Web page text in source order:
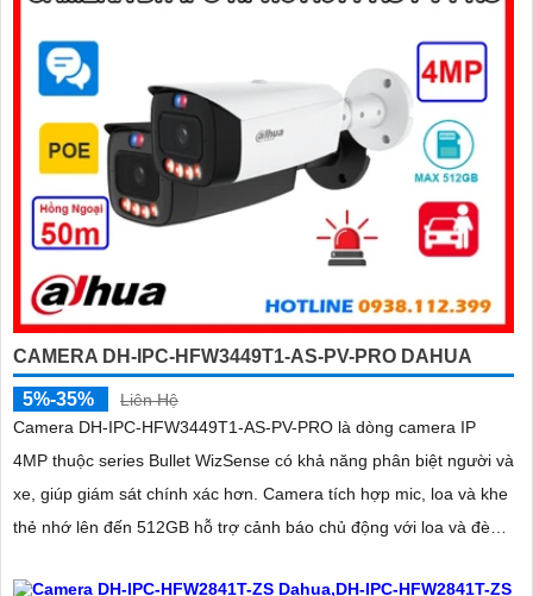
CAMERA DH-IPC-HFW3449T1-AS-PV-PRO DAHUA
5%-35%
Liên Hệ
Camera DH-IPC-HFW3449T1-AS-PV-PRO là dòng camera IP
4MP thuộc series Bullet WizSense có khả năng phân biệt người và
xe, giúp giám sát chính xác hơn. Camera tích hợp mic, loa và khe
thẻ nhớ lên đến 512GB hỗ trợ cảnh báo chủ động với loa và đèn